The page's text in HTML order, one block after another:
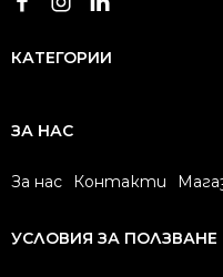
КАТЕГОРИИ
ЗА НАС
За нас Контакти
УСЛОВИЯ ЗА ПОЛЗВАНЕ